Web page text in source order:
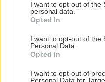
not limited to your visit or
grant or deny consent to
use your data for below
consent section.
I want to opt-out of the
personal data.
Opted In
I want to opt-out of the
Personal Data.
Opted In
I want to opt-out of
Personal Data for
ΕΜΣΤπου
προβολές όπως αυτή
της Εύας Στεφανή, την
Νάγιας Καρακώστα
κοινότητα